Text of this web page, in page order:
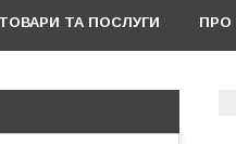
ТОВАРИ ТА ПОСЛУГИ ПРО